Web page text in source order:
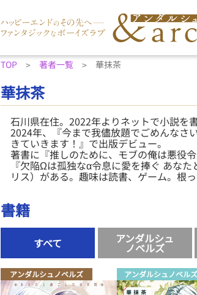
TOP 著者一覧 華抹茶
華抹茶
石川県在住。2022年よりネットで小説を
2024年、『今まで我儘放題でごめんなさ
きていきます！』で出版デビュー。
著書に『推しのために、モブの俺は悪役
『欠陥Ωは孤独なα令息に愛を捧ぐ あな
リス）がある。趣味は読書、ゲーム。根
書籍
すべて アンダルシュ
ノベルズ
アンダルシュノベルズ アンダルシュノベル